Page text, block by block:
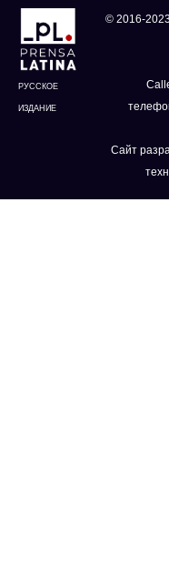
РУССКОЕ
ИЗДАНИЕ
© 2016-
Сайт